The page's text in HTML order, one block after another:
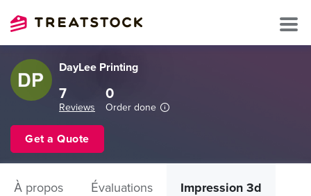
DayLee Printing
7
Reviews
0
Order done
Get a Quote
À propos Évaluations Impression 3d